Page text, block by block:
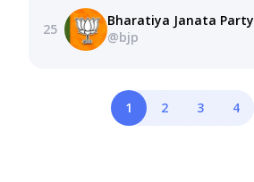
25
Bharatiya Janata Party
@bjp
1 2 3 4